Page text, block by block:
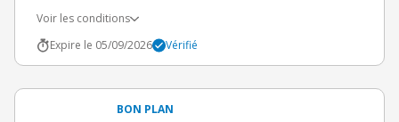
Voir les conditions
Expire le 05/09/2026
Vérifié
BON PLAN